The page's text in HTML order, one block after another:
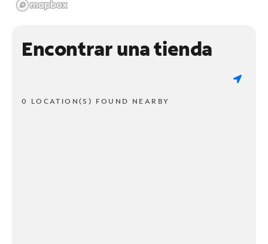
Encontrar una tienda
0 LOCATION(S) FOUND NEARBY